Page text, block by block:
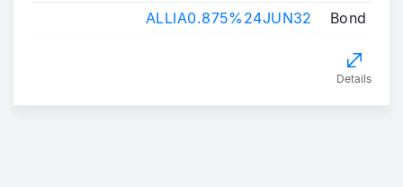
ALLIA0.875%24JUN32
Bond
Details